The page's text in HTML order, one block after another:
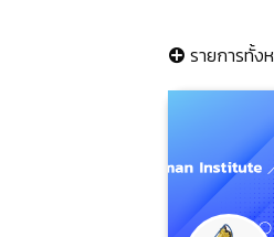
รายการทั้ง